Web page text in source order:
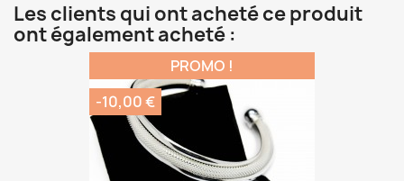
Les clients qui ont acheté ce produit
ont également acheté :
PROMO !
-10,00 €